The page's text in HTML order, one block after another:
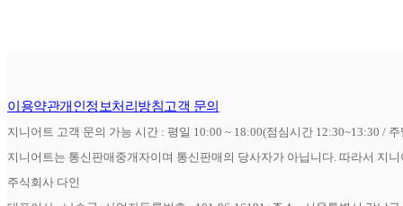
이용약관개인정보처리방침고객 문의
지니어트 고객 문의 가능 시간 : 평일 10:00 ~ 18:00(점심시간 12:30~13:30 /
지니어트는 통신판매중개자이며 통신판매의 당사자가 아닙니다. 따라서 지
주식회사 다인